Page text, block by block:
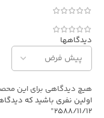
دیدگاهها
هیچ دیدگاهی برای این
اولین نفری باشید که
2588/11/12”